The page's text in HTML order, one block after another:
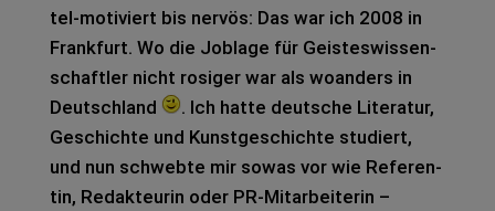
tel-moti­viert bis ner­vös: Das war ich 2008 in
Frank­furt. Wo die Jobla­ge für Geis­tes­wis­sen­
schaft­ler nicht rosi­ger war als woan­ders in
Deutsch­land
. Ich hatte deut­sche Lite­ra­tur,
Geschich­te und Kunst­ge­schich­te stu­diert,
und nun schweb­te mir sowas vor wie Refe­ren­
tin, Redak­teu­rin oder PR-Mit­ar­bei­te­rin –